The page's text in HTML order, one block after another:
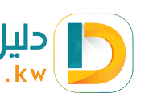
المحتوى